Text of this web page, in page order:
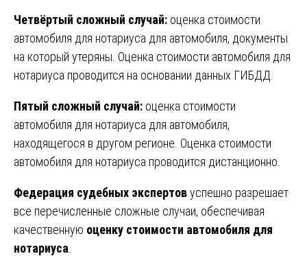
Четвёртый сложный случай: оценка стоимости
автомобиля для нотариуса для автомобиля, документы
на который утеряны. Оценка стоимости автомобиля для
нотариуса проводится на основании данных ГИБДД.
Пятый сложный случай: оценка стоимости
автомобиля для нотариуса для автомобиля,
находящегося в другом регионе. Оценка стоимости
автомобиля для нотариуса проводится дистанционно.
Федерация судебных экспертовуспешно разрешает
все перечисленные сложные случаи, обеспечивая
качественную оценку стоимости автомобиля для
нотариуса